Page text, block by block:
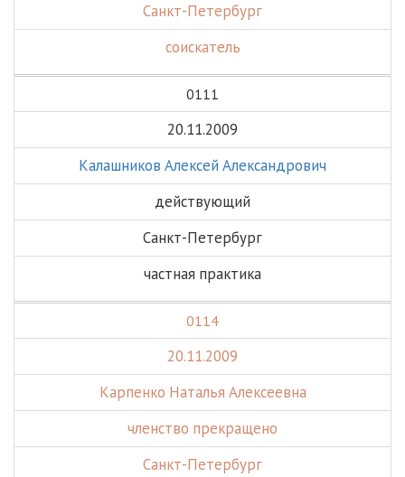
Санкт-Петербург
соискатель
0111
20.11.2009
Калашников Алексей Александрович
действующий
Санкт-Петербург
частная практика
0114
20.11.2009
Карпенко Наталья Алексеевна
членство прекращено
Санкт-Петербург